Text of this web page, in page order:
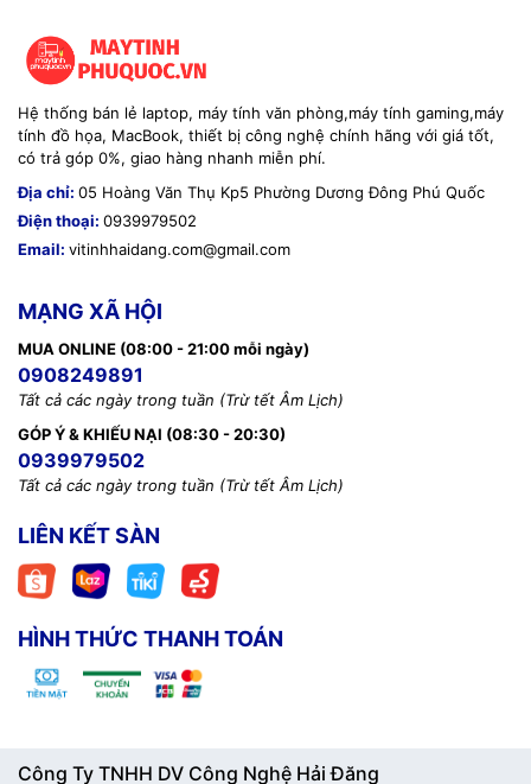
Hệ thống bán lẻ laptop, máy tính văn phòng,máy tính gaming,máy
tính đồ họa, MacBook, thiết bị công nghệ chính hãng với giá tốt,
có trả góp 0%, giao hàng nhanh miễn phí.
Địa chỉ: 05 Hoàng Văn Thụ Kp5 Phường Dương Đông Phú Quốc
Điện thoại: 0939979502
Email: vitinhhaidang.com@gmail.com
MẠNG XÃ HỘI
MUA ONLINE (08:00 - 21:00 mỗi ngày)
0908249891
Tất cả các ngày trong tuần (Trừ tết Âm Lịch)
GÓP Ý & KHIẾU NẠI (08:30 - 20:30)
0939979502
Tất cả các ngày trong tuần (Trừ tết Âm Lịch)
LIÊN KẾT SÀN
HÌNH THỨC THANH TOÁN
Công Ty TNHH DV Công Nghệ Hải Đăng